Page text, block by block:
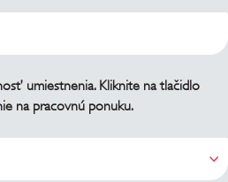
umiestnenia. Kliknite na tlačidlo
na pracovnú ponuku.